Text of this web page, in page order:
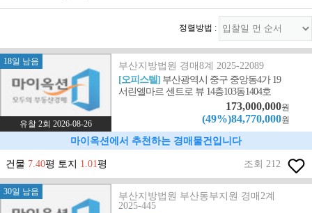
정렬방법 :
18일 남음
유찰 2회 2026-08-26
부산지방법원 경매8계 2025-22089
[오피스텔] 부산광역시 중구 중앙동4가 19
서린엘마르 센트로 뷰 14층103동1404호
173,000,000원
(49%)84,770,000원
마이옥션에서 추천하는 경매물건입니다
건물 7.40평 토지 1.01평 조회 212
30일 남음
부산지방법원 부산동부지원 경매2계
2025-445